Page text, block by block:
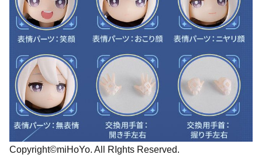
Copyright©miHoYo. All RIghts Reserved.